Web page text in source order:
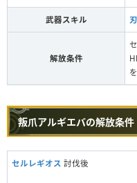
武器スキル
解放条件
叛爪アルギエバの解放条件
セルレギオス 討伐後